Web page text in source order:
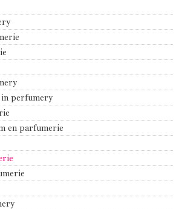
in perfumery
en parfumerie